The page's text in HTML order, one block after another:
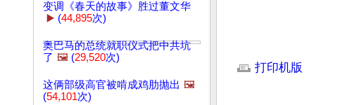
变调《春天的故事》胜过董文华
▶️ (44,895次)
奥巴马的总统就职仪式把中共坑
了 🖼️ (29,520次)
这俩部级高官被啃成鸡肋抛出 🖼️
(54,101次)
打印机版